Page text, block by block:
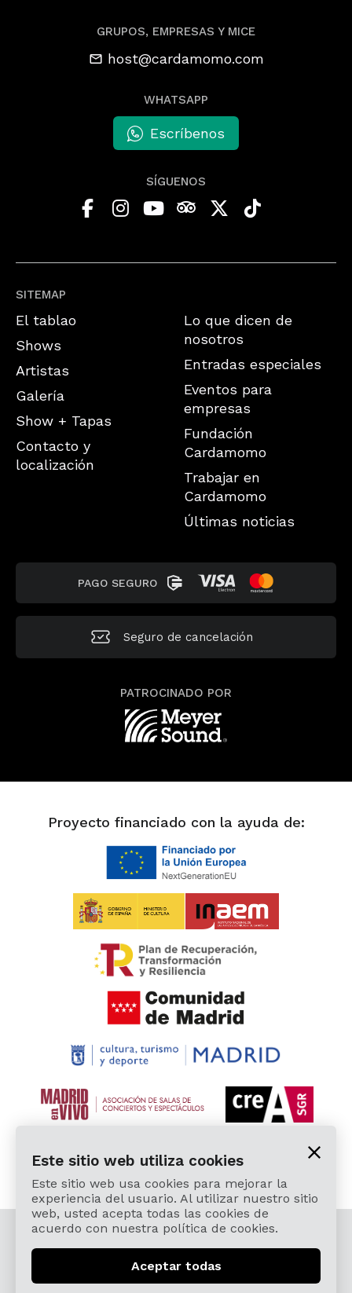
SITEMAP
El tablao
Shows
Artistas
Galería
Show + Tapas
Contacto y
localización
Lo que dicen de
nosotros
Entradas especiales
Eventos para
empresas
Fundación
Cardamomo
Trabajar en
Cardamomo
Últimas noticias
GRUPOS, EMPRESAS Y MICE
host@cardamomo.com
WHATSAPP
Escríbenos
SÍGUENOS
PAGO SEGURO
Seguro de cancelación
PATROCINADO POR
Proyecto financiado con la ayuda de:
© 2026 Cardamomo Flamenco Madrid - Todos los
derechos reservados.
Aviso Legal y Política de Privacidad
Este sitio web utiliza cookies
Este sitio web usa cookies para mejorar la
experiencia del usuario. Al utilizar nuestro sitio
web, usted acepta todas las cookies de
acuerdo con nuestra política de cookies.
Aceptar todas